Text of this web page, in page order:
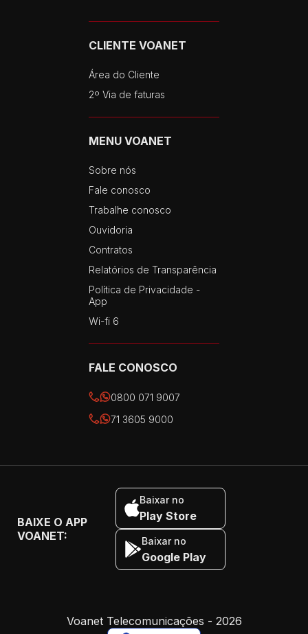
CLIENTE VOANET
Área do Cliente
2º Via de faturas
MENU VOANET
Sobre nós
Fale conosco
Trabalhe conosco
Ouvidoria
Contratos
Relatórios de Transparência
Política de Privacidade -
App
Wi-fi 6
FALE CONOSCO
0800 071 9007
71 3605 9000
BAIXE O APP
VOANET:
Baixar no
Play Store
Baixar no
Google Play
Voanet Telecomunicações - 2026